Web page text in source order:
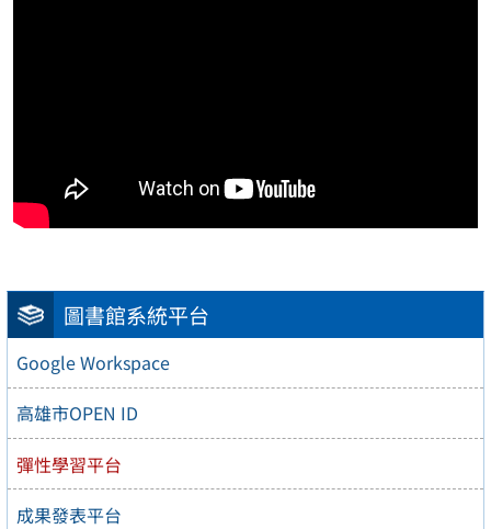
圖書館系統平台
Google Workspace
高雄市OPEN ID
彈性學習平台
成果發表平台